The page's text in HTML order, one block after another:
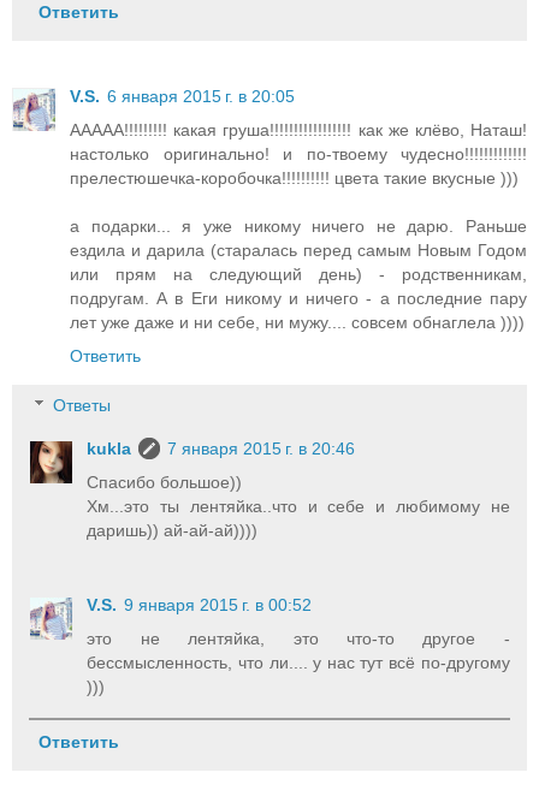
Ответить
V.S. 6 января 2015 г. в 20:05
ААААА!!!!!!!!! какая груша!!!!!!!!!!!!!!!!! как же клёво, Наташ!
настолько оригинально! и по-твоему чудесно!!!!!!!!!!!!!
прелестюшечка-коробочка!!!!!!!!!! цвета такие вкусные )))
а подарки... я уже никому ничего не дарю. Раньше
ездила и дарила (старалась перед самым Новым Годом
или прям на следующий день) - родственникам,
подругам. А в Еги никому и ничего - а последние пару
лет уже даже и ни себе, ни мужу.... совсем обнаглела ))))
Ответить
Ответы
kukla
7 января 2015 г. в 20:46
Спасибо большое))
Хм...это ты лентяйка..что и себе и любимому не
даришь)) ай-ай-ай))))
V.S. 9 января 2015 г. в 00:52
это не лентяйка, это что-то другое -
бессмысленность, что ли.... у нас тут всё по-другому
)))
Ответить